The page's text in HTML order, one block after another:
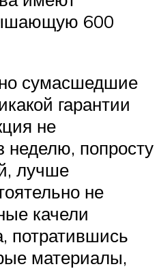
600
сумасшедшие
гарантии
не
неделю, попросту
лучше
не
качели
потратившись
материалы,